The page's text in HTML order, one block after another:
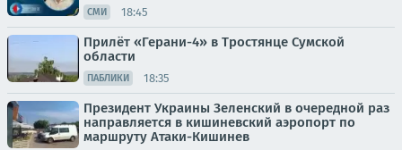
СМИ 18:45
Прилёт «Герани-4» в Тростянце Сумской
области
ПАБЛИКИ 18:35
Президент Украины Зеленский в очередной раз
направляется в кишиневский аэропорт по
маршруту Атаки-Кишинев